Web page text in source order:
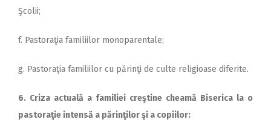
Şcolii;
f. Pastoraţia familiilor monoparentale;
g. Pastoraţia familiilor cu părinţi de culte religioase diferite.
6. Criza actuală a familiei creştine cheamă Biserica la o
pastoraţie intensă a părinţilor şi a copiilor: